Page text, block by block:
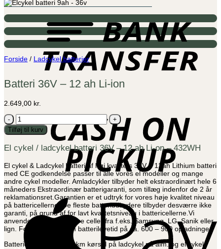
Forside / Ladcykel batterier
Batteri 36V – 12 ah Li-ion
2.649,00 kr.
Batteri
36V
-
ah
ion
antal
Tilføj til kurv
El cykel / ladcykel batteri 36V – 12 ah Li-on – 432WH
El cykel & Ladcykel batteri af høj kvalitets 36V – 12ah Lithium batteri
med CE godkendelse passer til alle vores el modeller og mange
andre cykel modeller. Amladcykler tilbyder helt ekstraordinært hele 6
måneders Ekstraordinær batterigaranti, som tillæg indenfor de 2 år
reklamationsret.Garantien er et udtryk for vores høje kvalitet niveau
på battericellerne. De fleste batteriudbydere tilbyder desværre ikke
garanti, på grund af for lavt kvalitetsniveau i battericellerne.Vi
anvender kun mærkevare celler fra f.eks. Samsung, LG, Sanik eller
lign. Forvent i øvrigt en batterilevetid på ca. 600 – 900 opladninger.
Batteriet giver op til 60 km kørsel på ladcykel på alm. og el cykel